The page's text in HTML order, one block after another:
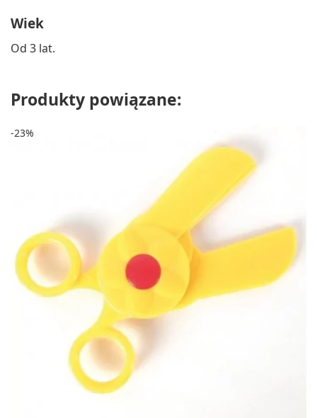
Wiek
Od 3 lat.
Produkty powiązane:
-23%